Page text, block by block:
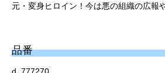
元・変身ヒロイン！今は悪の組織の広報
品番
d_777270